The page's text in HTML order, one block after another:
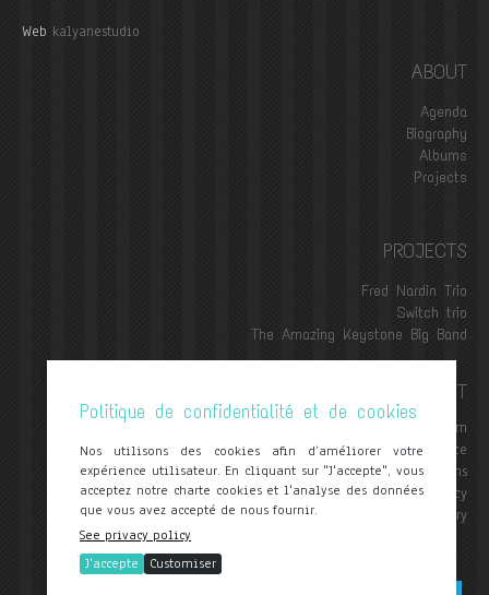
Web kalyanestudio
ABOUT
Agenda
Biography
Albums
Projects
PROJECTS
Fred Nardin Trio
Switch trio
The Amazing Keystone Big Band
CONTACT
contact@frednardin.com
Legal notice
General Terms and Conditions
Privacy Policy
Delivery
Politique de confidentialité et de cookies
Nos utilisons des cookies afin d’améliorer votre
expérience utilisateur. En cliquant sur "J'accepte", vous
acceptez notre charte cookies et l'analyse des données
que vous avez accepté de nous fournir.
See privacy policy
J'accepte
Customiser